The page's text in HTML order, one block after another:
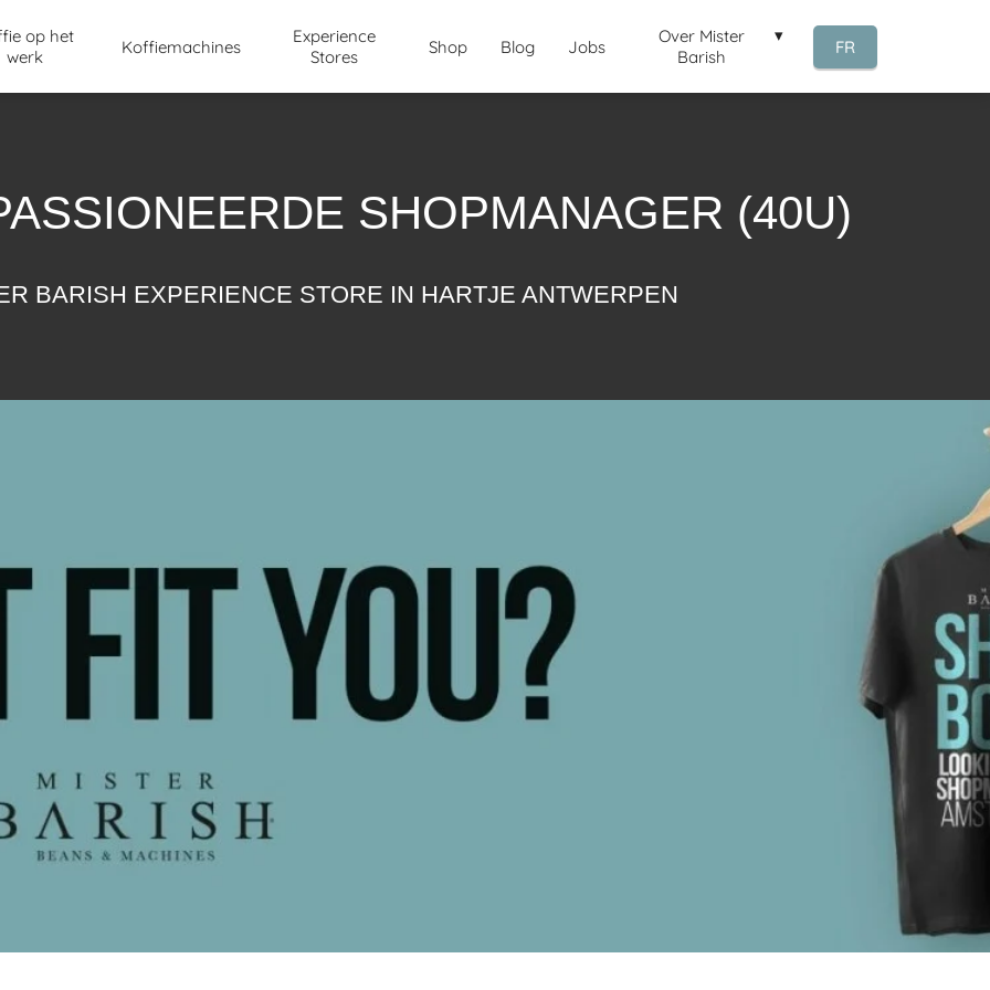
op het
werk
Koffiemachines
Experience
Stores
Shop Blog Jobs
Over Mister
Barish
FR
SHOPMANAGER (40U)
BARISH EXPERIENCE STORE IN HARTJE ANTWERPEN